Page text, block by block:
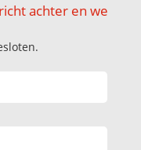
achter en we